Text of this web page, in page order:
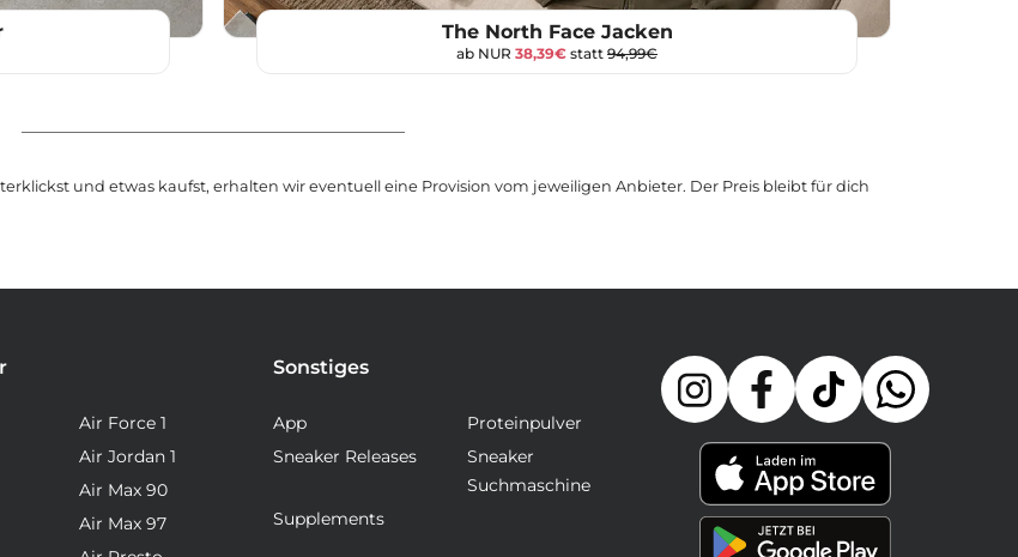
The North Face Jacken
ab NUR 38,39€ statt 94,99€
und etwas kaufst, erhalten wir eventuell eine Provision vom jeweiligen Anbieter. Der Preis bleibt für dich
Air Force 1
Air Jordan 1
Air Max 90
Air Max 97
Sonstiges
App
Proteinpulver
Sneaker Releases
Sneaker
Suchmaschine
Supplements